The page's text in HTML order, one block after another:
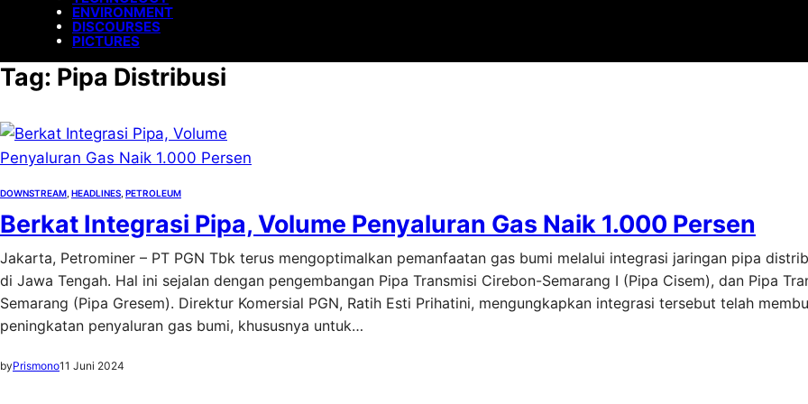
ENVIRONMENT
DISCOURSES
PICTURES
Tag: Pipa Distribusi
DOWNSTREAM HEADLINES PETROLEUM
Berkat Integrasi Pipa, Volume Penyaluran Gas Naik 1.000 Persen
Jakarta, Petrominer – PT PGN Tbk terus mengoptimalkan pemanfaatan gas bumi melalui integrasi jaringan pipa
di Jawa Tengah. Hal ini sejalan dengan pengembangan Pipa Transmisi Cirebon-Semarang I (Pipa Cisem), dan Pipa
Semarang (Pipa Gresem). Direktur Komersial PGN, Ratih Esti Prihatini, mengungkapkan integrasi tersebut telah
peningkatan penyaluran gas bumi, khususnya untuk…
byPrismono11 Juni 2024